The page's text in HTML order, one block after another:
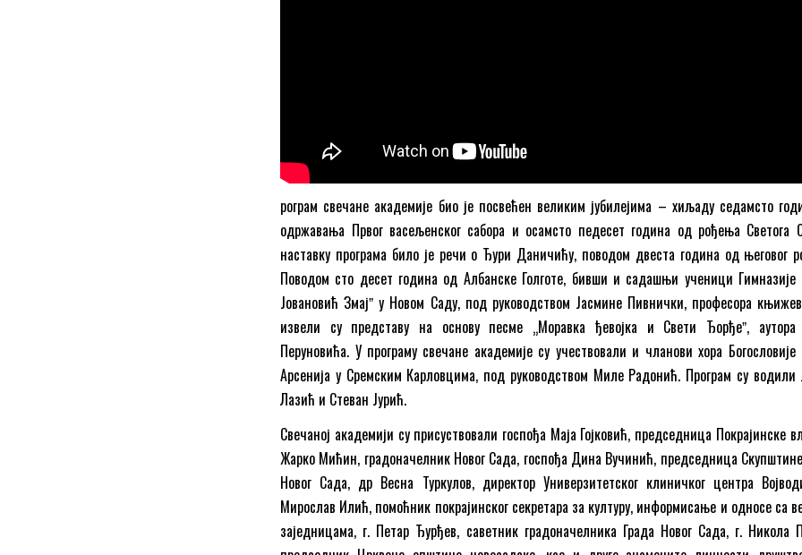
рограм свечане академије био је посвећен великим јубилејима – хиљаду седамсто
одржавања Првог васељенског сабора и осамсто педесет година од рођења Светога
наставку програма било је речи о Ђури Даничићу, поводом двеста година од његовог
Поводом сто десет година од Албанске Голготе, бивши и садашњи ученици Гимназије
Јовановић Змајˮ у Новом Саду, под руководством Јасмине Пивнички, професора
извели су представу на основу песме „Моравка ђевојка и Свети Ђорђеˮ, аутора
Перуновића. У програму свечане академије су учествовали и чланови хора Богословије
Арсенија у Сремским Карловцима, под руководством Миле Радонић. Програм су водили
Лазић и Стеван Јурић.
Свечаној академији су присуствовали госпођа Маја Гојковић, председница Покрајинске
Жарко Мићин, градоначелник Новог Сада, госпођа Дина Вучинић, председница
Новог Сада, др Весна Туркулов, директор Универзитетског клиничког центра
Мирослав Илић, помоћник покрајинског секретара за културу, информисање и односе са
заједницама, г. Петар Ђурђев, саветник градоначелника Града Новог Сада, г. Никола